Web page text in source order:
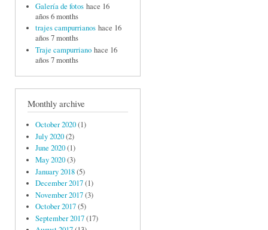
Galería de fotos hace 16
años 6 months
trajes campurrianos hace 16
años 7 months
Traje campurriano hace 16
años 7 months
Monthly archive
October 2020(1)
July 2020(2)
June 2020(1)
May 2020(3)
January 2018(5)
December 2017(1)
November 2017(3)
October 2017(5)
September 2017(17)